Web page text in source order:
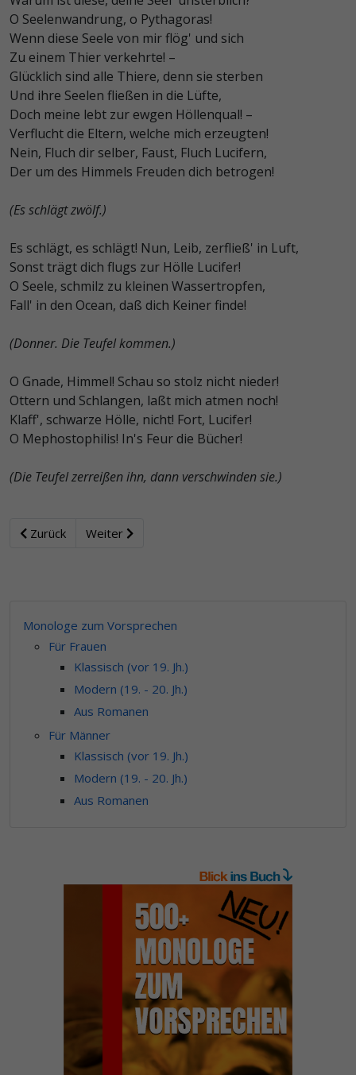
O Seelenwandrung, o Pythagoras!
Wenn diese Seele von mir flög' und sich
Zu einem Thier verkehrte! –
Glücklich sind alle Thiere, denn sie sterben
Und ihre Seelen fließen in die Lüfte,
Doch meine lebt zur ewgen Höllenqual! –
Verflucht die Eltern, welche mich erzeugten!
Nein, Fluch dir selber, Faust, Fluch Lucifern,
Der um des Himmels Freuden dich betrogen!
(Es schlägt zwölf.)
Es schlägt, es schlägt! Nun, Leib, zerfließ' in Luft,
Sonst trägt dich flugs zur Hölle Lucifer!
O Seele, schmilz zu kleinen Wassertropfen,
Fall' in den Ocean, daß dich Keiner finde!
(Donner. Die Teufel kommen.)
O Gnade, Himmel! Schau so stolz nicht nieder!
Ottern und Schlangen, laßt mich atmen noch!
Klaff', schwarze Hölle, nicht! Fort, Lucifer!
O Mephostophilis! In's Feur die Bücher!
(Die Teufel zerreißen ihn, dann verschwinden sie.)
Zurück Weiter
Monologe zum Vorsprechen
Für Frauen
Klassisch (vor 19. Jh.)
Modern (19. - 20. Jh.)
Aus Romanen
Für Männer
Klassisch (vor 19. Jh.)
Modern (19. - 20. Jh.)
Aus Romanen